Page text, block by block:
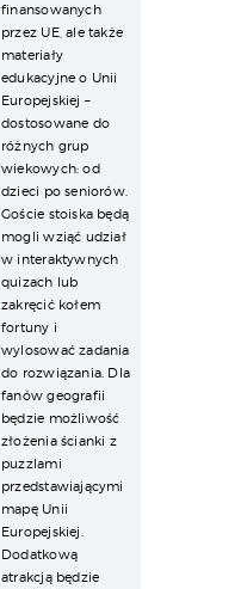
finansowanych
przez UE, ale także
materiały
edukacyjne o Unii
Europejskiej –
dostosowane do
różnych grup
wiekowych: od
dzieci po seniorów.
Goście stoiska będą
mogli wziąć udział
w interaktywnych
quizach lub
zakręcić kołem
fortuny i
wylosować zadania
do rozwiązania. Dla
fanów geografii
będzie możliwość
złożenia ścianki z
puzzlami
przedstawiającymi
mapę Unii
Europejskiej.
Dodatkową
atrakcją będzie